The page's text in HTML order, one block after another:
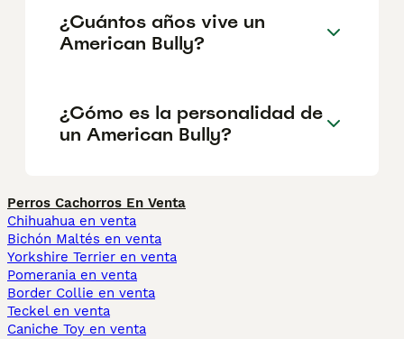
¿Cuántos años vive un
American Bully?
¿Cómo es la personalidad de
un American Bully?
Perros Cachorros En Venta
Chihuahua en venta
Bichón Maltés en venta
Yorkshire Terrier en venta
Pomerania en venta
Border Collie en venta
Teckel en venta
Caniche Toy en venta